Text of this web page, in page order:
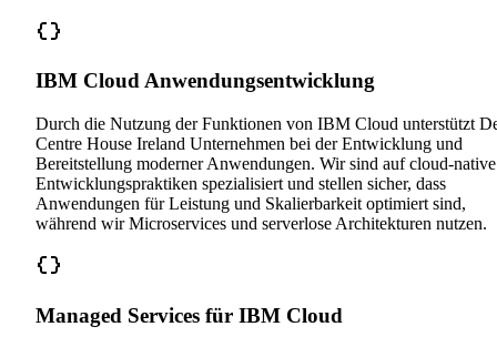
IBM Cloud Anwendungsentwicklung
Durch die Nutzung der Funktionen von IBM Cloud unterstützt
Centre House Ireland Unternehmen bei der Entwicklung und
Bereitstellung moderner Anwendungen. Wir sind auf cloud-native
Entwicklungspraktiken spezialisiert und stellen sicher, dass
Anwendungen für Leistung und Skalierbarkeit optimiert sind,
während wir Microservices und serverlose Architekturen nutzen.
Managed Services für IBM Cloud